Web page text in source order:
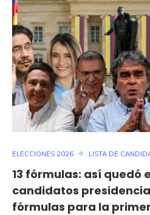
ELECCIONES 2026 LISTA DE
13 fórmulas: así quedó
candidatos
fórmulas para la